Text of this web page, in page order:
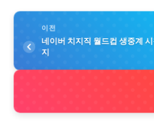
이전
네이버 치지직 월드컵 생중계
지